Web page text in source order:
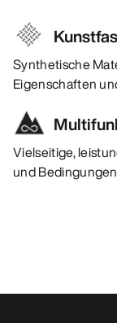
Synthetische
Eigenschaften
Vielseitige,
und